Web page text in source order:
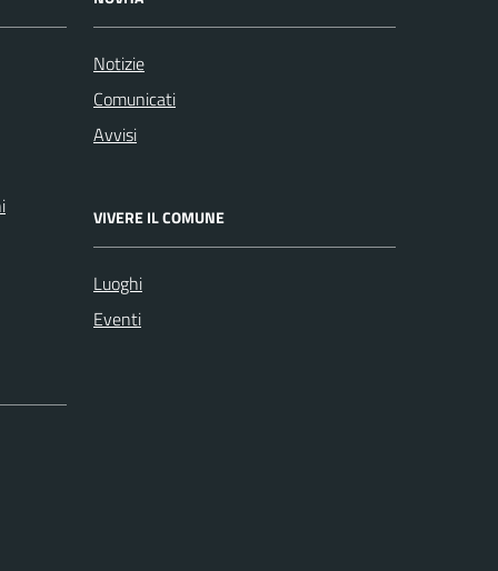
Notizie
Comunicati
Avvisi
VIVERE IL COMUNE
Luoghi
Eventi